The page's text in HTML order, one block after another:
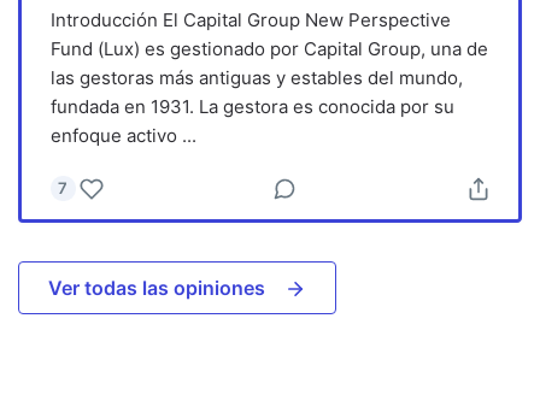
Introducción El Capital Group New Perspective
Fund (Lux) es gestionado por Capital Group, una de
las gestoras más antiguas y estables del mundo,
fundada en 1931. La gestora es conocida por su
enfoque activo ...
7
Ver todas las opiniones